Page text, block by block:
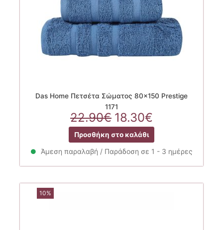
Das Home Πετσέτα Σώματος 80×150 Prestige
1171
22.90€ Original
price
was:
22.90€.
18.30€
τρέχουσα
τιμή
είναι:
Προσθήκη στο καλάθι
Άμεση παραλαβή / Παράδοση σε 1 - 3 ημέρες
10%